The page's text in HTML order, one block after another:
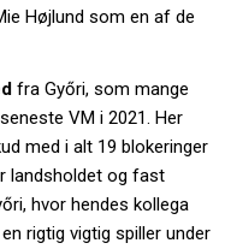
Højlund som en af de
fra Győri, som mange
VM i 2021. Her
med i alt 19 blokeringer
landsholdet og fast
hvor hendes kollega
rigtig vigtig spiller under